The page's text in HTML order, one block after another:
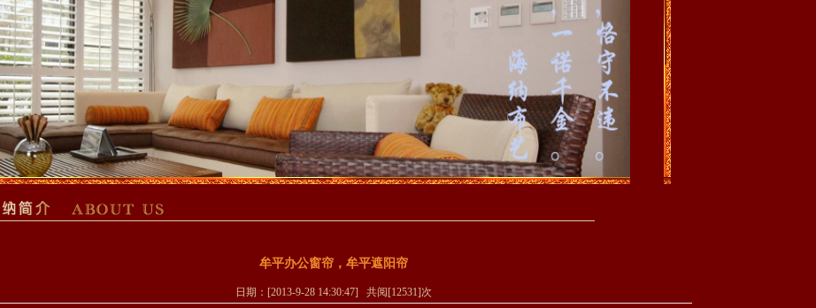
牟平办公窗帘，牟平遮阳帘
日期：[2013-9-28 14:30:47] 共阅[12531]次